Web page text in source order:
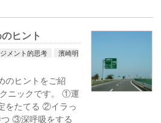
ヒント
メント的思考
濱崎明
のヒントをご紹
ニックです。 ①運
をたてる ②イラっ
つ ③深呼吸をする